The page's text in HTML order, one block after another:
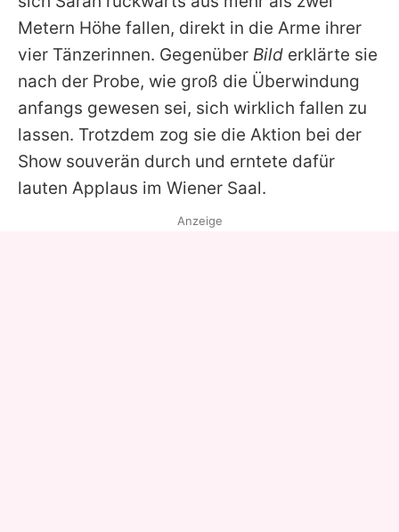
Impressum
Datenschutzerklärung
Nutzungsbedingungen
Utiq verwalten
Metern Höhe fallen, direkt in die Arme ihrer
vier Tänzerinnen. Gegenüber Bild erklärte sie
nach der Probe, wie groß die Überwindung
anfangs gewesen sei, sich wirklich fallen zu
lassen. Trotzdem zog sie die Aktion bei der
Show souverän durch und erntete dafür
lauten Applaus im Wiener Saal.
Anzeige